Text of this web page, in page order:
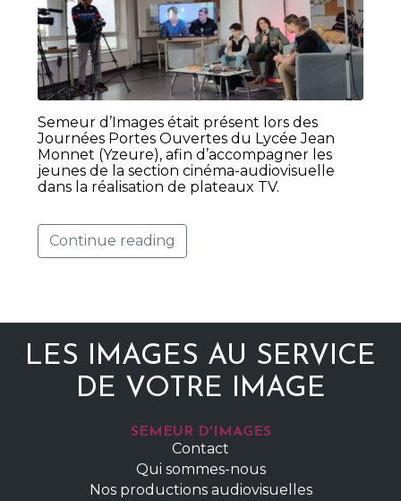
Semeur d’Images était présent lors des
Journées Portes Ouvertes du Lycée Jean
Monnet (Yzeure), afin d’accompagner les
jeunes de la section cinéma-audiovisuelle
dans la réalisation de plateaux TV.
Continue reading
LES IMAGES AU SERVICE
DE VOTRE IMAGE
SEMEUR D'IMAGES
Contact
Qui sommes-nous
Nos productions audiovisuelles